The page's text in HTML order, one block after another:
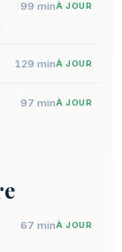
99 minÀ JOUR
129 minÀ JOUR
97 minÀ JOUR
67 minÀ JOUR